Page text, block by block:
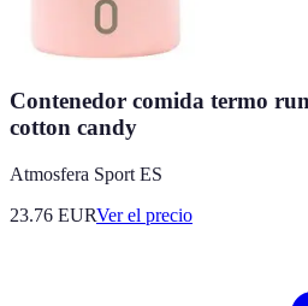
Contenedor comida termo
cotton candy
Atmosfera Sport ES
23.76 EURVer el precio